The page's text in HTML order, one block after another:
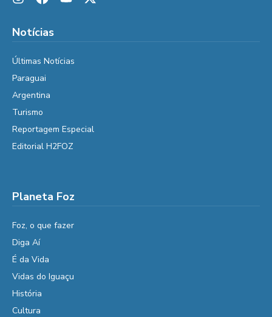
Notícias
Últimas Notícias
Paraguai
Argentina
Turismo
Reportagem Especial
Editorial H2FOZ
Planeta Foz
Foz, o que fazer
Diga Aí
É da Vida
Vidas do Iguaçu
História
Cultura